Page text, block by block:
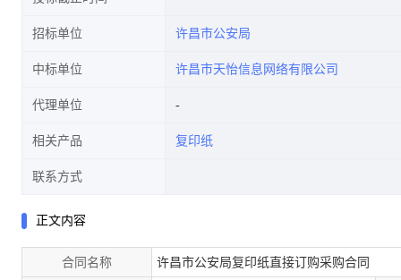
招标单位 许昌市公安局
中标单位 许昌市天怡信息网络有限公司
代理单位
相关产品 复印纸
联系方式
正文内容
合同名称 许昌市公安局复印纸直接订购采购合同